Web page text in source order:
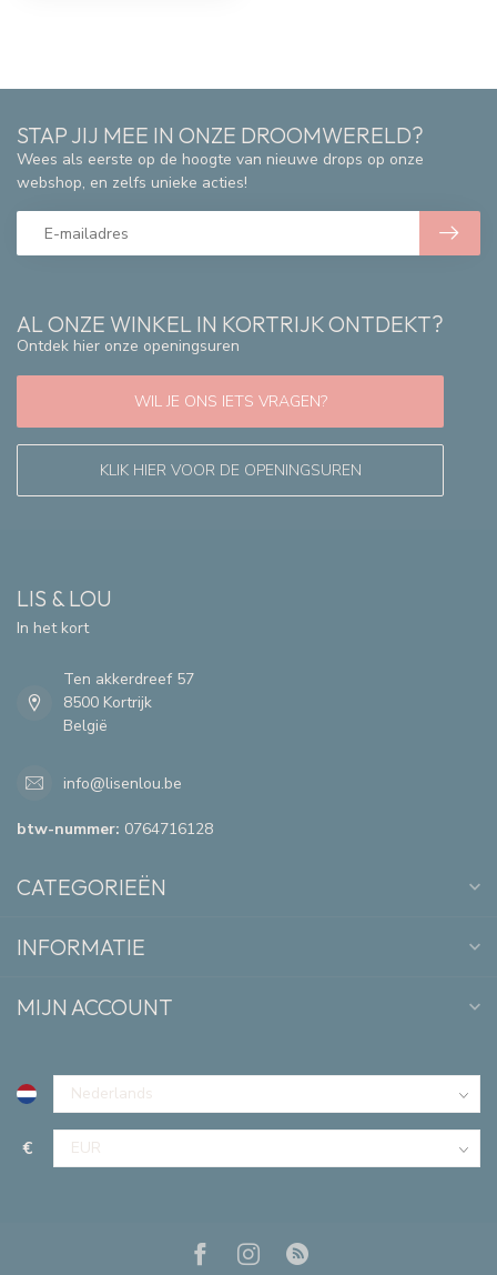
AL ONZE WINKEL IN KORTRIJK ONTDEKT?
Ontdek hier onze openingsuren
WIL JE ONS IETS VRAGEN?
KLIK HIER VOOR DE OPENINGSUREN
STAP JIJ MEE IN ONZE DROOMWERELD?
Wees als eerste op de hoogte van nieuwe drops op onze
webshop, en zelfs unieke acties!
LIS & LOU
In het kort
Ten akkerdreef 57
8500 Kortrijk
België
info@lisenlou.be
btw-nummer: 0764716128
CATEGORIEËN
INFORMATIE
MIJN ACCOUNT
€